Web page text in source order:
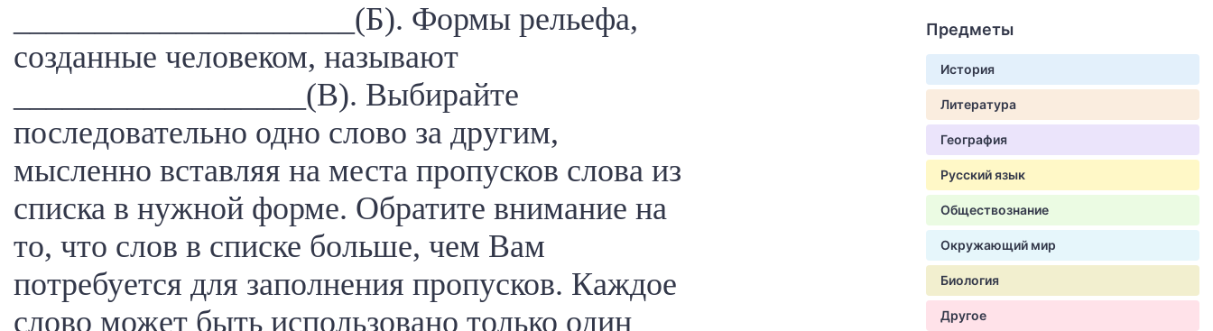
_____________________(Б). Формы рельефа,
созданные человеком, называют
__________________(В). Выбирайте
последовательно одно слово за другим,
мысленно вставляя на места пропусков слова из
списка в нужной форме. Обратите внимание на
то, что слов в списке больше, чем Вам
потребуется для заполнения пропусков. Каждое
слово может быть использовано только один
Предметы
История
Литература
География
Русский язык
Обществознание
Окружающий мир
Биология
Другое